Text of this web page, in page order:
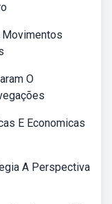
O
E Economicas
A Perspectiva